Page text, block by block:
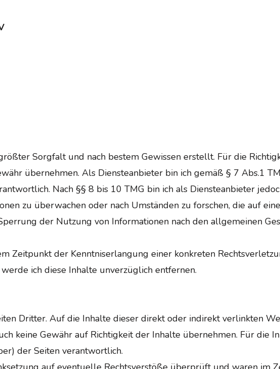
Sorgfalt und nach bestem Gewissen erstellt. Für die
übernehmen. Als Diensteanbieter bin ich gemäß § 7 Abs.1
Nach §§ 8 bis 10 TMG bin ich als Diensteanbieter
zu überwachen oder nach Umständen zu forschen, die auf
der Nutzung von Informationen nach den allgemeinen
Zeitpunkt der Kenntniserlangung einer konkreten
ich diese Inhalte unverzüglich entfernen.
Dritter. Auf die Inhalte dieser direkt oder indirekt verlinkten
keine Gewähr auf Richtigkeit der Inhalte übernehmen. Für die
der Seiten verantwortlich.